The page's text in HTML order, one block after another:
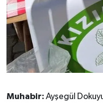
Muhabir: Ayşegül